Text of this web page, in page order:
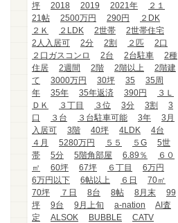
坪
2018 2019 2021年
２１
21帖
2500万円 290円
２DK
２Ｋ
２LDK 2世帯
2世帯住宅
2人入居可
2分 2割 ２匹
2口
２口ガスコンロ
2台 2台駐車
2種
住居
2週間 2階 2階以上
2階建
て
3000万円 30坪 35
35周
年
35年 35年返済 390円
３Ｌ
ＤＫ
３丁目 ３位 3分 3割
3
口
３台 ３台駐車可能 3年
3月
入居可
3階 40坪 4LDK
4台
４月
5280万円 ５５ ５G
5世
帯
5分 5階角部屋 6.89％
６０
㎡
60坪 67坪 ６丁目
6万円
6万円以下
6帖以上 ６日
70㎡
70坪
７日 8台 8帖 8月末
99
坪
9台 9月上旬 a-nation
AI査
定
ALSOK BUBBLE
CATV